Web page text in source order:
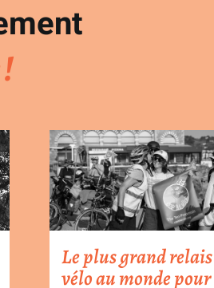
Le plus grand relais
vélo au monde